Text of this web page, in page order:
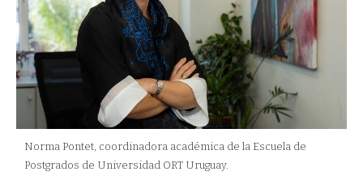
Norma Pontet, coordinadora académica de la Escuela de
Postgrados de Universidad ORT Uruguay.